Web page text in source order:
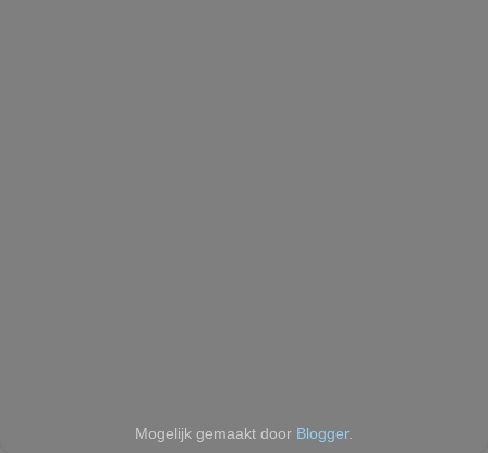
Mogelijk gemaakt door Blogger.